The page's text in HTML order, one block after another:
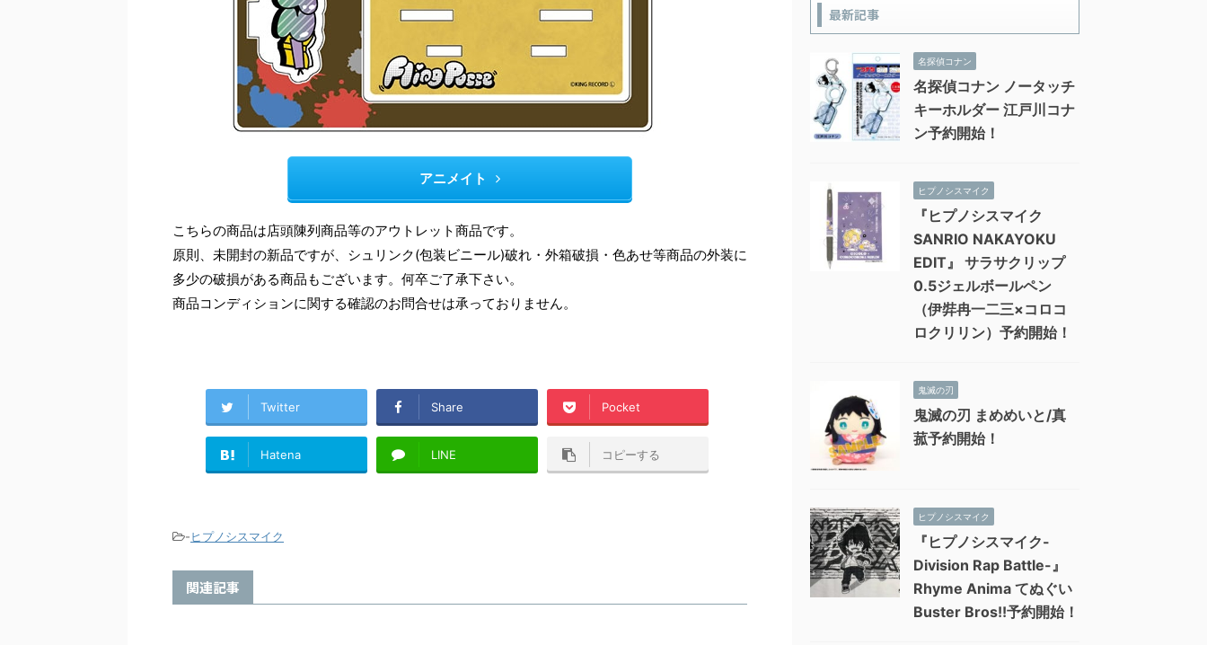
アニメイト
こちらの商品は店頭陳列商品等のアウトレット商品です。
原則、未開封の新品ですが、シュリンク(包装ビニール)破れ・外箱破損・色あせ等商品の外装に
多少の破損がある商品もございます。何卒ご了承下さい。
商品コンディションに関する確認のお問合せは承っておりません。
Twitter Share Pocket
Hatena LINE コピーする
-ヒプノシスマイク
関連記事
最新記事
名探偵コナン
名探偵コナン ノータッチ
キーホルダー 江戸川コナ
ン予約開始！
ヒプノシスマイク
『ヒプノシスマイク
SANRIO NAKAYOKU
EDIT』 サラサクリップ
0.5ジェルボールペン
（伊弉冉一二三×コロコ
ロクリリン）予約開始！
鬼滅の刃
鬼滅の刃 まめめいと/真
菰予約開始！
ヒプノシスマイク
『ヒプノシスマイク-
Division Rap Battle-』
Rhyme Anima てぬぐい
Buster Bros!!予約開始！